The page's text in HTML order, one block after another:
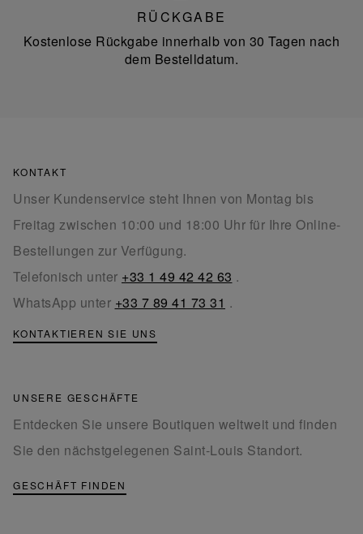
RÜCKGABE
Kostenlose Rückgabe innerhalb von 30 Tagen nach
dem Bestelldatum.
KONTAKT
Unser Kundenservice steht Ihnen von Montag bis
Freitag zwischen 10:00 und 18:00 Uhr für Ihre Online-
Bestellungen zur Verfügung.
Telefonisch unter +33 1 49 42 42 63 .
WhatsApp unter +33 7 89 41 73 31 .
KONTAKTIEREN SIE UNS
UNSERE GESCHÄFTE
Entdecken Sie unsere Boutiquen weltweit und finden
Sie den nächstgelegenen Saint-Louis Standort.
GESCHÄFT FINDEN